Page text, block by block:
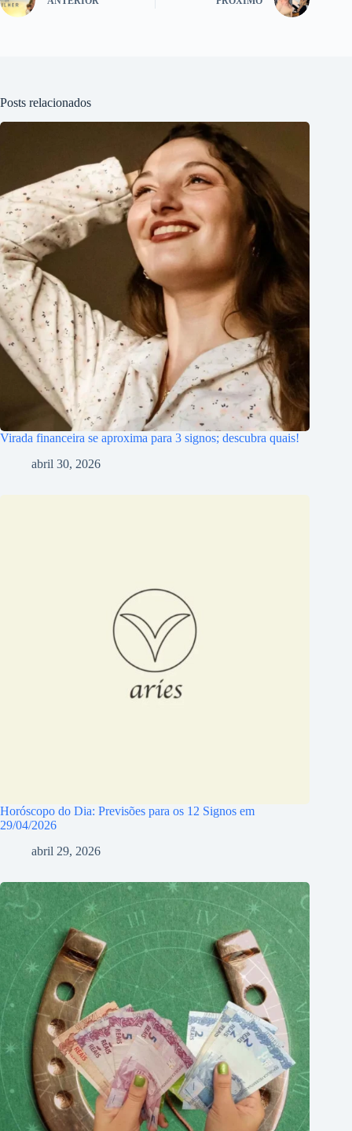
Posts relacionados
Virada financeira se aproxima para 3 signos; descubra quais!
abril 30, 2026
Horóscopo do Dia: Previsões para os 12 Signos em
29/04/2026
abril 29, 2026